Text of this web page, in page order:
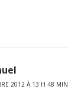
2012 À 13 H 48 MIN